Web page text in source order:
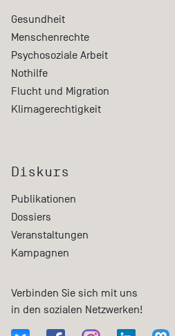
Gesundheit
Menschenrechte
Psychosoziale Arbeit
Nothilfe
Flucht und Migration
Klimagerechtigkeit
Diskurs
Publikationen
Dossiers
Veranstaltungen
Kampagnen
Verbinden Sie sich mit uns
in den sozialen Netzwerken!